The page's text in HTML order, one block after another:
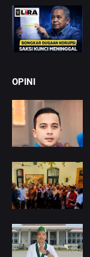
OPINI